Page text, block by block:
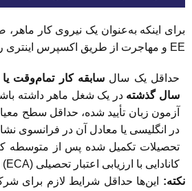
برای اینکه به‌عنوان یک نیروی کار
EE و مهاجرت از طریق اکسپرس اینتری را داشته باشید، باید:
حداقل یک سال
سال گذشتهدر یک شغل ماهر داشته
آزمون زبان تأیید شده، حداقل سطح
در انگلیسی یا معادل آن در فرانسوی
تحصیلات تکمیل شده پس از متوسطه
کانادایی با ارزیابی اعتبار تحصیلی (ECA) ارزیابی می‌شود.
نکته: این‌ها حداقل شرایط لازم برای